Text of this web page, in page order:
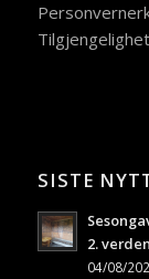
SISTE
2.
04/08/